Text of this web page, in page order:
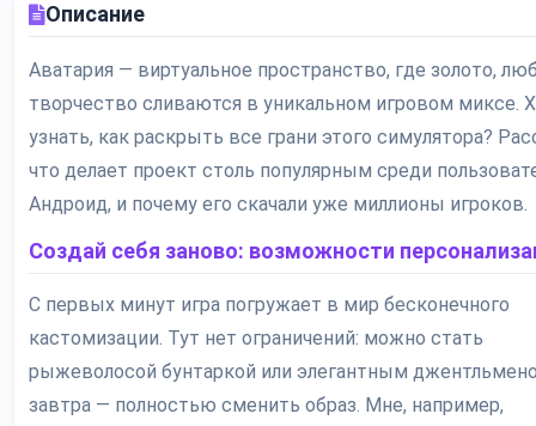
Описание
Аватария — виртуальное пространство, где золото,
творчество сливаются в уникальном игровом миксе.
узнать, как раскрыть все грани этого симулятора?
что делает проект столь популярным среди
Андроид, и почему его скачали уже миллионы игроков.
Создай себя заново: возможности
С первых минут игра погружает в мир бесконечного
кастомизации. Тут нет ограничений: можно стать
рыжеволосой бунтаркой или элегантным
завтра — полностью сменить образ. Мне, например,